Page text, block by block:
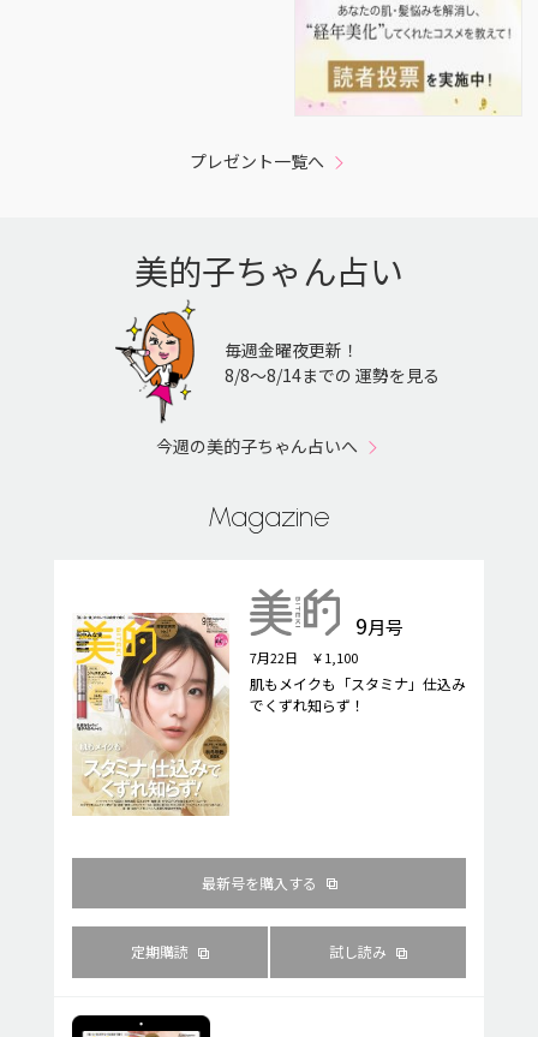
プレゼント一覧へ
美的子ちゃん占い
毎週金曜夜更新！
8/8〜8/14までの 運勢を見る
今週の美的子ちゃん占いへ
Magazine
9月号
7月22日 ￥1,100
肌もメイクも「スタミナ」仕込み
でくずれ知らず！
最新号を購入する
定期購読 試し読み